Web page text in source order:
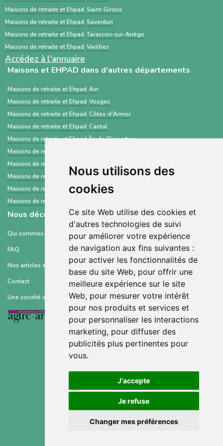
Nous utilisons des
cookies
Ce site Web utilise des cookies et
d'autres technologies de suivi
pour améliorer votre expérience
de navigation aux fins suivantes :
pour activer les fonctionnalités de
base du site Web, pour offrir une
meilleure expérience sur le site
Web, pour mesurer votre intérêt
pour nos produits et services et
pour personnaliser les interactions
marketing, pour diffuser des
publicités plus pertinentes pour
vous.
J'accepte
Je refuse
Changer mes préférences
établissements médico-sociaux via un dossier
standardisé.
Maisons de retraite et Ehpad Saint-Girons
Maisons de retraite et Ehpad Saverdun
Maisons de retraite et Ehpad Tarascon-sur-Ariège
Maisons de retraite et Ehpad Varilhes
Accédez à l'annuaire
Maisons et EHPAD dans d'autres départements
Maisons de retraite et Ehpad Ain
Maisons de retraite et Ehpad Vosges
Maisons de retraite et Ehpad Côtes-d'Armor
Maisons de retraite et Ehpad Cantal
Maisons de retraite et Ehpad Île de Clipperton
Maisons de retraite et Ehpad
Maisons de retraite et Ehpad
Maisons de retraite et Ehpad Pyrénées-Orientales
Maisons de retraite et Ehpad Allier
Maisons de retraite et Ehpad
Nous découvrir
Qui sommes-nous ?
FAQ
Nos articles et ressources
Contact
Une société soutenue par :
Conditions générales d’utilisation
Mentions légales
Gestion des cookies